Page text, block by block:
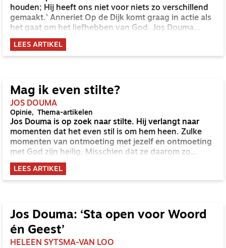
houden; Hij heeft ons niet voor niets zo verschillend
gemaakt.’ Anneriet Op de Dijk komt graag in actie als
het gaat om het liefhebben van God. Jos Douma
houdt ook van hard werken, maar in het centrum
daarvan is stilte. Een stilte waarin hij God op de
eerste plek zet en zegt: ‘hier ben ik’ en ‘hier bent U’.
LEES ARTIKEL
Mag ik even stilte?
JOS DOUMA
Opinie Thema-artikelen
Jos Douma is op zoek naar stilte. Hij verlangt naar
momenten dat het even stil is om hem heen. Zulke
momenten van ontmoeting met jezelf en ontmoeting
met God zijn heilig. Misschien dat ze daarom zo
zeldzaam zijn.
LEES ARTIKEL
Jos Douma: ‘Sta open voor Woord
én Geest’
HELEEN SYTSMA-VAN LOO